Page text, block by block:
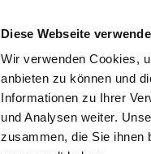
Diese Webseite
Wir verwenden Cookies,
anbieten zu können und
Informationen zu Ihrer
und Analysen weiter.
zusammen, die Sie ihnen